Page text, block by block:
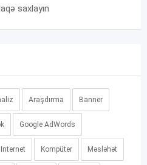
saxlayın
Araşdırma Banner
Google AdWords
Internet Kompüter Məsləhət